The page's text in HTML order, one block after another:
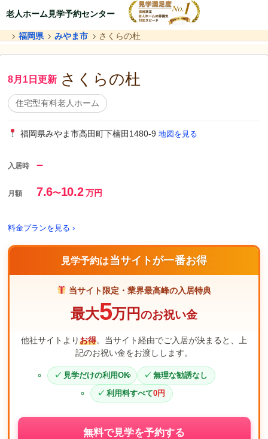
老人ホーム見学予約センター
福岡県 みやま市 さくらの杜
8月1日更新 さくらの杜
住宅型有料老人ホーム
福岡県みやま市高田町下楠田1480-9 地図を見る
入居時 –
月額 7.6〜10.2万円
料金プランを見る ›
見学予約は当サイトが一番お得
当サイト限定・業界最高峰の入居特典
最大5万円のお祝い金
他社サイトよりお得。当サイト経由でご入居が決まると、上
記のお祝い金をお渡しします。
見学だけの利用OK
無理な勧誘なし
利用料すべて0円
無料で見学を予約する